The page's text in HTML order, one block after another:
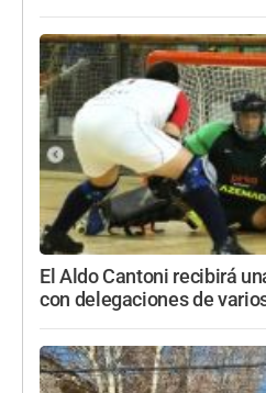
El Aldo Cantoni recibirá
con delegaciones de